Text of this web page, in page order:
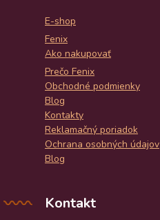
E-shop
Fenix
Ako nakupovať
Prečo Fenix
Obchodné podmienky
Blog
Kontakty
Reklamačný poriadok
Ochrana osobných údajov
Blog
Kontakt